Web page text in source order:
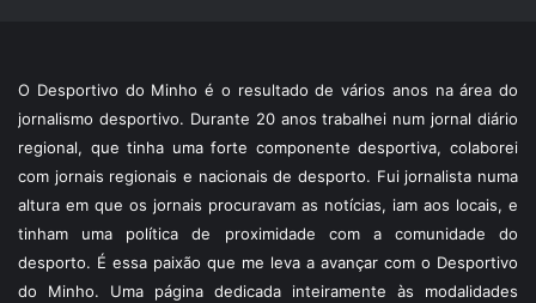
O Desportivo do Minho é o resultado de vários anos na área do
jornalismo desportivo. Durante 20 anos trabalhei num jornal diário
regional, que tinha uma forte componente desportiva, colaborei
com jornais regionais e nacionais de desporto. Fui jornalista numa
altura em que os jornais procuravam as notícias, iam aos locais, e
tinham uma política de proximidade com a comunidade do
desporto. É essa paixão que me leva a avançar com o Desportivo
do Minho. Uma página dedicada inteiramente às modalidades